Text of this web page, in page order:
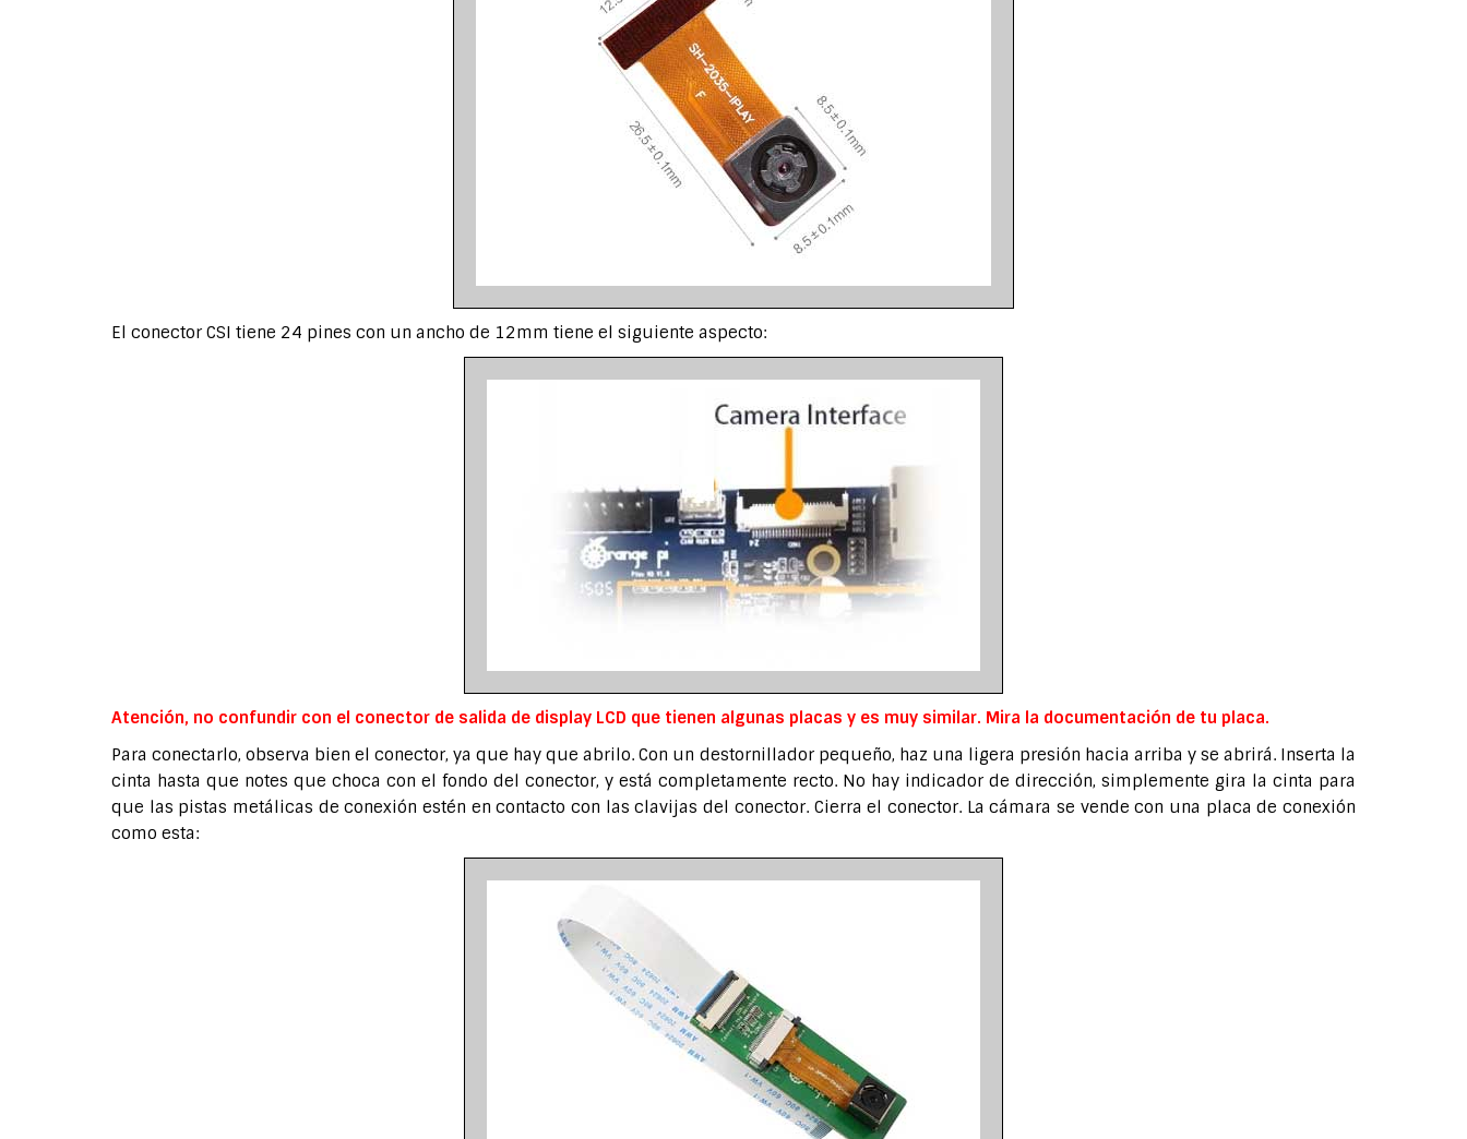
El conector CSI tiene 24 pines con un ancho de 12mm tiene el siguiente aspecto:
Atención, no confundir con el conector de salida de display LCD que tienen algunas placas y es muy similar. Mira la documentación de tu placa.
Para conectarlo, observa bien el conector, ya que hay que abrilo. Con un destornillador pequeño, haz una ligera presión hacia arriba y se abrirá. Inserta la
cinta hasta que notes que choca con el fondo del conector, y está completamente recto. No hay indicador de dirección, simplemente gira la cinta para
que las pistas metálicas de conexión estén en contacto con las clavijas del conector. Cierra el conector. La cámara se vende con una placa de conexión
como esta: